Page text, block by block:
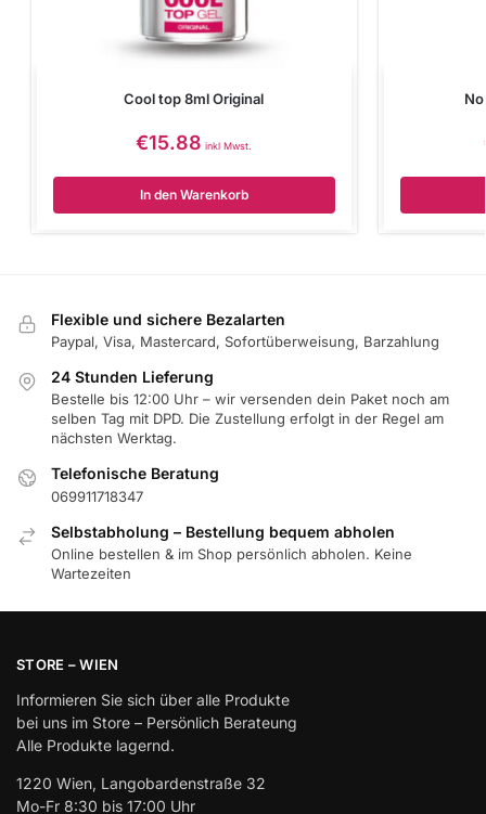
Cool top 8ml Original
€15.88 inkl Mwst.
In den Warenkorb
Flexible und sichere Bezalarten
Paypal, Visa, Mastercard, Sofortüberweisung, Barzahlung
24 Stunden Lieferung
Bestelle bis 12:00 Uhr – wir versenden dein Paket noch am
selben Tag mit DPD. Die Zustellung erfolgt in der Regel am
nächsten Werktag.
Telefonische Beratung
069911718347
Selbstabholung – Bestellung bequem abholen
Online bestellen & im Shop persönlich abholen. Keine
Wartezeiten
STORE – WIEN
Informieren Sie sich über alle Produkte
bei uns im Store – Persönlich Berateung
Alle Produkte lagernd.
1220 Wien, Langobardenstraße 32
Mo-Fr 8:30 bis 17:00 Uhr